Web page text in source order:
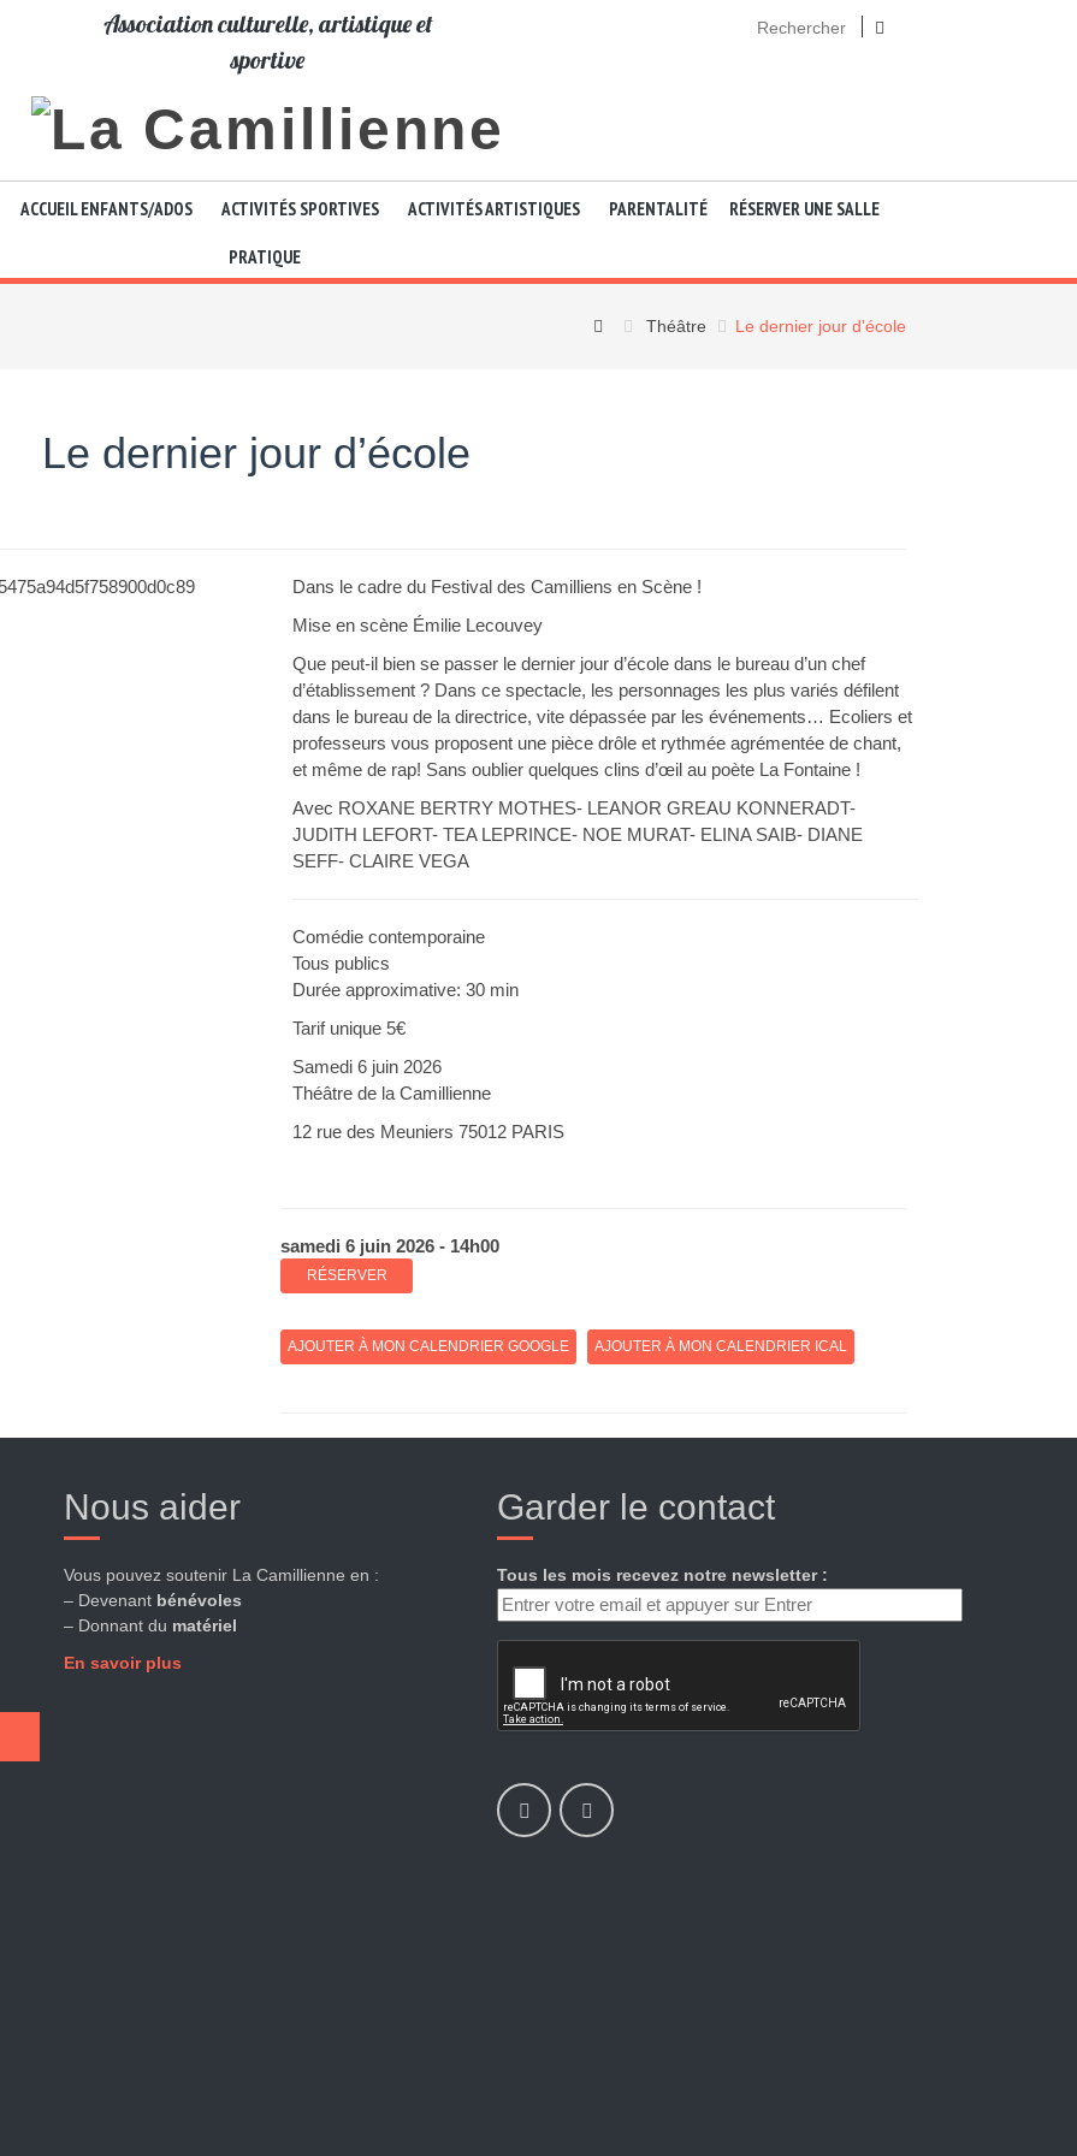
Association culturelle, artistique et
sportive
ACCUEIL ENFANTS/ADOS ACTIVITÉS SPORTIVES ACTIVITÉS ARTISTIQUES PARENTALITÉ RÉSERVER UNE SALLE
PRATIQUE
Théâtre Le dernier jour d'école
Le dernier jour d’école
Dans le cadre du Festival des Camilliens en Scène !
Mise en scène Émilie Lecouvey
Que peut-il bien se passer le dernier jour d’école dans le bureau d’un chef
d’établissement ? Dans ce spectacle, les personnages les plus variés défilent
dans le bureau de la directrice, vite dépassée par les événements… Ecoliers et
professeurs vous proposent une pièce drôle et rythmée agrémentée de chant,
et même de rap! Sans oublier quelques clins d’œil au poète La Fontaine !
Avec ROXANE BERTRY MOTHES- LEANOR GREAU KONNERADT-
JUDITH LEFORT- TEA LEPRINCE- NOE MURAT- ELINA SAIB- DIANE
SEFF- CLAIRE VEGA
Comédie contemporaine
Tous publics
Durée approximative: 30 min
Tarif unique 5€
Samedi 6 juin 2026
Théâtre de la Camillienne
12 rue des Meuniers 75012 PARIS
samedi 6 juin 2026 - 14h00
RÉSERVER
AJOUTER À MON CALENDRIER GOOGLE AJOUTER À MON CALENDRIER ICAL
Nous aider
Vous pouvez soutenir La Camillienne en :
– Devenant bénévoles
– Donnant du matériel
En savoir plus
Garder le contact
Tous les mois recevez notre newsletter :